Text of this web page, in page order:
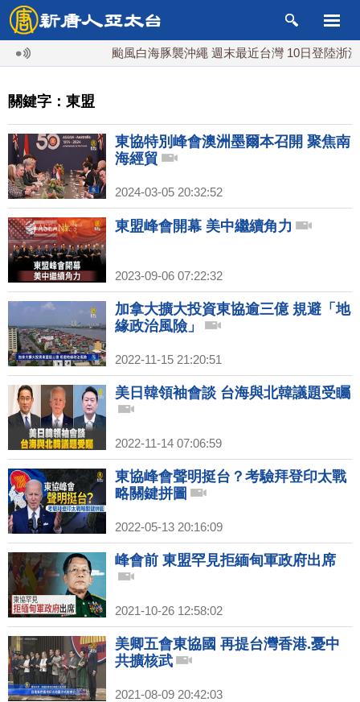
颱風白海豚襲沖繩 週末最近台灣 10日登陸浙江
關鍵字：東盟
東協特別峰會澳洲墨爾本召開 聚焦南
海經貿
2024-03-05 20:32:52
東盟峰會開幕 美中繼續角力
2023-09-06 07:22:32
加拿大擴大投資東協逾三億 規避「地
緣政治風險」
2022-11-15 21:20:51
美日韓領袖會談 台海與北韓議題受矚
2022-11-14 07:06:59
東協峰會聲明挺台？考驗拜登印太戰
略關鍵拼圖
2022-05-13 20:16:09
峰會前 東盟罕見拒緬甸軍政府出席
2021-10-26 12:58:02
美卿五會東協國 再提台灣香港.憂中
共擴核武
2021-08-09 20:42:03